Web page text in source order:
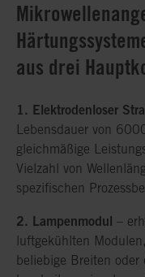
aus drei
1. Elektrodenloser
Lebensdauer von
gleichmäßige
Vielzahl von
spezifischen
2. Lampenmodul –
luftgekühlten
beliebige Breiten oder